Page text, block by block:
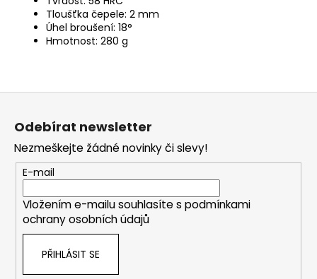
Tloušťka čepele: 2 mm
Úhel broušení: 18°
Hmotnost: 280 g
Z
Odebírat newsletter
Nezmeškejte žádné novinky či slevy!
E-mail
Vložením e-mailu souhlasíte s podmínkami
ochrany osobních údajů
PŘIHLÁSIT SE